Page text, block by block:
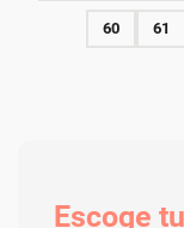
60 61
Escoge